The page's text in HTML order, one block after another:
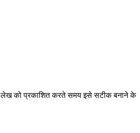
लेख को प्रकाशित करते समय इसे सटीक बनाने के